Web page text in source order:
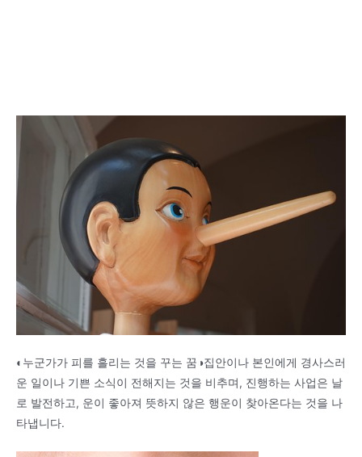
◐누군가가 피를 흘리는 것을 꾸는 꿈◑집안이나 본인에게 경사스러
운 일이나 기쁜 소식이 전해지는 것을 비추며, 진행하는 사업은 날
로 발전하고, 운이 좋아져 뜻하지 않은 행운이 찾아온다는 것을 나
타냅니다.